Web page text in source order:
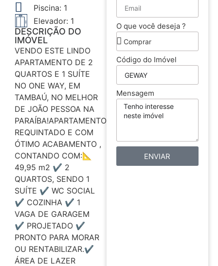
Piscina: 1
Elevador: 1
DESCRIÇÃO DO
IMÓVEL
VENDO ESTE LINDO
APARTAMENTO DE 2
QUARTOS E 1 SUÍTE
NO ONE WAY, EM
TAMBAÚ, NO MELHOR
DE JOÃO PESSOA NA
PARAÍBA!APARTAMENTO
REQUINTADO E COM
ÓTIMO ACABAMENTO ,
CONTANDO COM:📐
49,95 m2 ✔️ 2
QUARTOS, SENDO 1
SUÍTE ✔️ WC SOCIAL
✔️ COZINHA ✔️ 1
VAGA DE GARAGEM
✔️ PROJETADO ✔️
PRONTO PARA MORAR
OU RENTABILIZAR.✔️
ÁREA DE LAZER
O que você deseja ?
Código do Imóvel
Mensagem
ENVIAR